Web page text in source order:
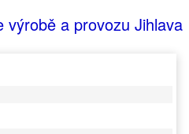
a provozu Jihlava